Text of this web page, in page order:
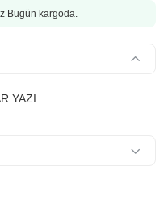
Bugün kargoda.
YAZI